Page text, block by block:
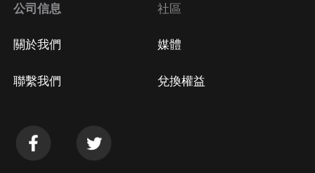
公司信息
關於我們
聯繫我們
社區
媒體
兌換權益